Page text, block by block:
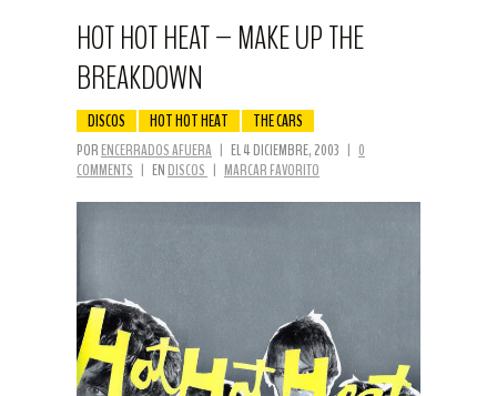
HOT HOT HEAT – MAKE UP THE
BREAKDOWN
DISCOS HOT HOT HEAT THE CARS
POR ENCERRADOS AFUERA | EL 4 DICIEMBRE, 2003 | 0
COMMENTS | EN DISCOS | MARCAR FAVORITO